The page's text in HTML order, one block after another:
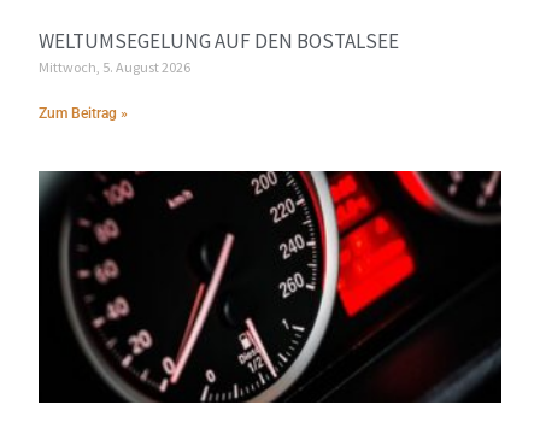
WELTUMSEGELUNG AUF DEN BOSTALSEE
Mittwoch, 5. August 2026
Zum Beitrag »